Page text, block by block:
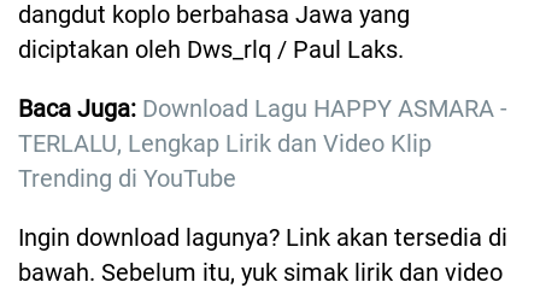
dangdut koplo berbahasa Jawa yang
diciptakan oleh Dws_rlq / Paul Laks.
Baca Juga: Download Lagu HAPPY ASMARA -
TERLALU, Lengkap Lirik dan Video Klip
Trending di YouTube
Ingin download lagunya? Link akan tersedia di
bawah. Sebelum itu, yuk simak lirik dan video